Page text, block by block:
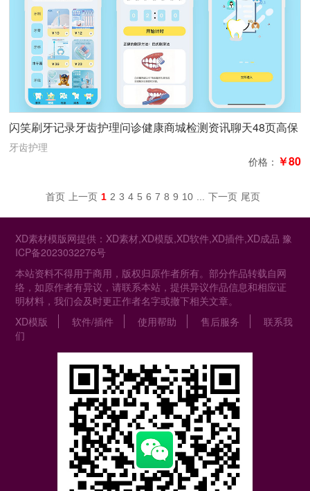
闪笑刷牙记录牙齿护理问诊健康商城检测资讯聊天48页高保
真含交互
牙齿护理
价格： ￥80
首页 上一页 1 2 3 4 5 6 7 8 9 10 ... 下一页 尾页
XD素材模版网提供：XD素材,XD模版,XD软件,XD插件,XD成品 豫
ICP备2023032276号
本站资料不得用于商用，版权归原作者所有。部分作品转载自网
络，如原作者有异议，请联系本站，提供异议作品信息和相应证
明材料，我们会及时更正作者名字或撤下相关文章。
XD模版
软件/插件 使用帮助 售后服务
联系我
们